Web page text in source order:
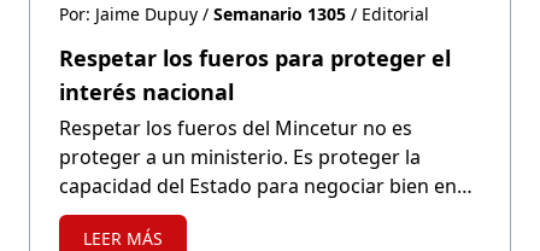
Por: Jaime Dupuy / Semanario 1305 / Editorial
Respetar los fueros para proteger el
interés nacional
Respetar los fueros del Mincetur no es
proteger a un ministerio. Es proteger la
capacidad del Estado para negociar bien en
nombre del país.
LEER MÁS